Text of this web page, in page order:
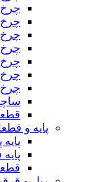
چرخ
چرخ
پایه و